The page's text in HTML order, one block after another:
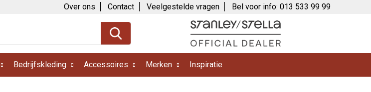
Over ons Contact Veelgestelde vragen Bel voor info: 013 533 99 99
Bedrijfskleding Accessoires Merken Inspiratie